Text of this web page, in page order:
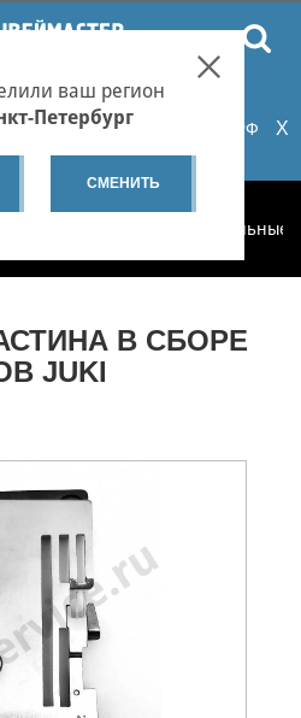
оплатой заказов на сайте
сертификаты НУЦ Минцифры РФ
Подробнее...
X
ваш регион
Петербург
СМЕНИТЬ
В СБОРЕ
JUKI